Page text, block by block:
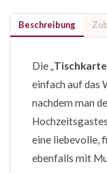
Beschreibung
Die „
einfach auf das
nachdem man
eine liebevolle,
ebenfalls mit